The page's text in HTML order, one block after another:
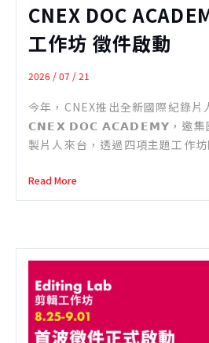
CNEX DOC
工作坊 徵件啟動
2026 / 07 / 21
今年，CNEX推出全新國際紀錄
𝗖𝗡𝗘𝗫 𝗗𝗢𝗖 𝗔𝗖𝗔𝗗𝗘𝗠𝗬，邀集國
製片人來台，透過四項主題工作
Lab、Editing Lab、
Storytelling Lab，各工作坊將
過程中扮演關鍵角色，不僅負責
管理，也在國際合作、資金策略
作用。CNEX紀錄片學院—製片工
紀錄片計畫之製片參與密集工作
業界專家的交流，協助製片重新
Read More